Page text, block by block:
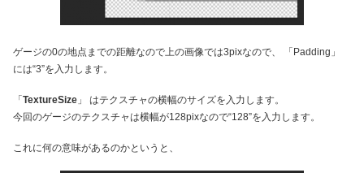
ゲージの0の地点までの距離なので上の画像では3pixなので、 「Padding」
には“3”を入力します。
「 TextureSize 」 はテクスチャの横幅のサイズを入力します。
今回のゲージのテクスチャは横幅が128pixなので“128”を入力します。
これに何の意味があるのかというと、